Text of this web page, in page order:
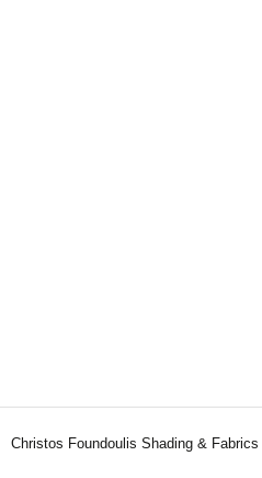
Christos Foundoulis Shading &